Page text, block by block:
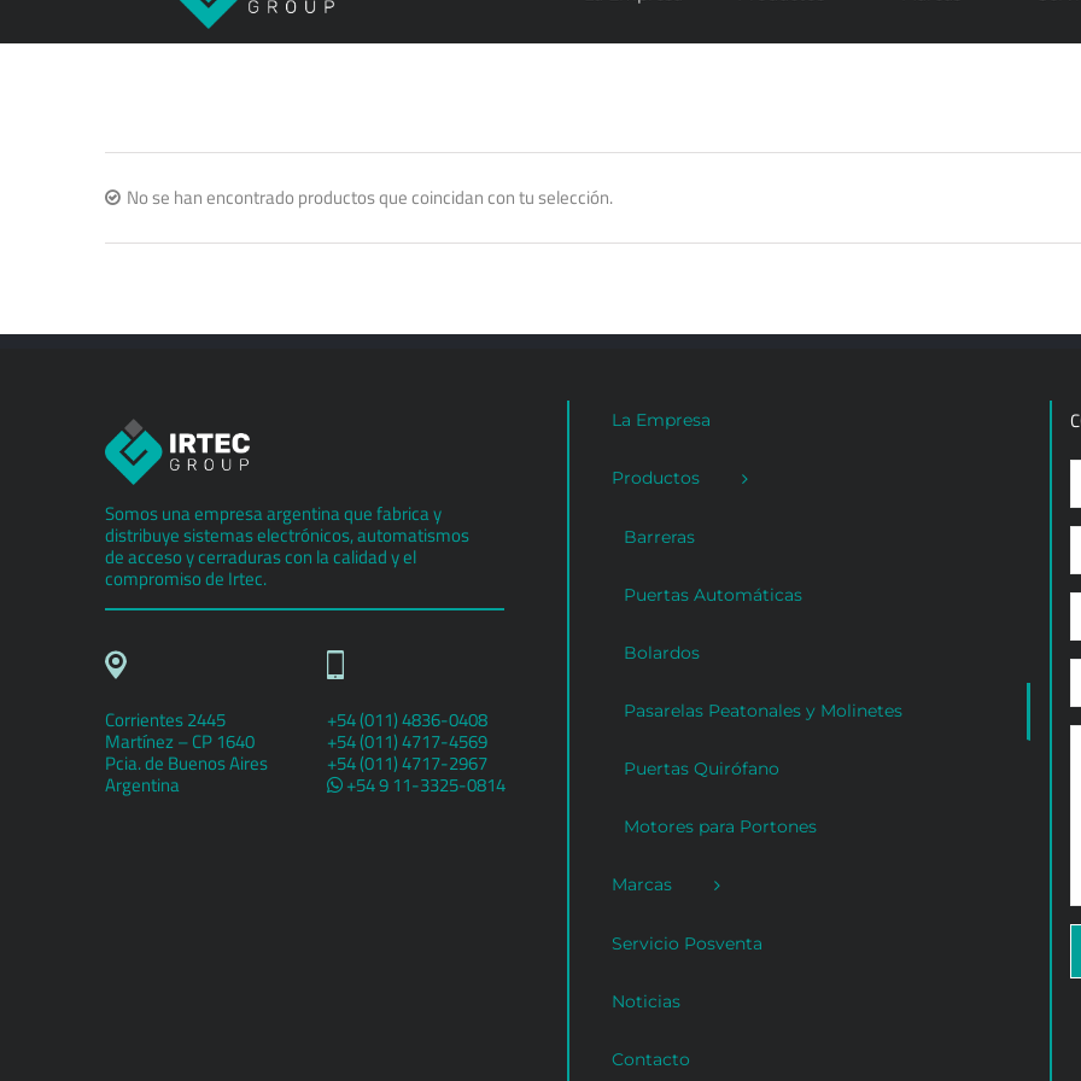
No se han encontrado productos que coincidan con tu selección.
Somos una empresa argentina que fabrica y
distribuye sistemas electrónicos, automatismos
de acceso y cerraduras con la calidad y el
compromiso de Irtec.
Corrientes 2445
Martínez – CP 1640
Pcia. de Buenos Aires
Argentina
+54 (011) 4836-0408
+54 (011) 4717-4569
+54 (011) 4717-2967
+54 9 11-3325-0814
La Empresa
Productos
Barreras
Puertas Automáticas
Bolardos
Pasarelas Peatonales y Molinetes
Puertas Quirófano
Motores para Portones
Marcas
Servicio Posventa
Noticias
Contacto